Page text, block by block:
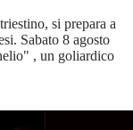
si prepara a
Sabato 8 agosto
, un goliardico